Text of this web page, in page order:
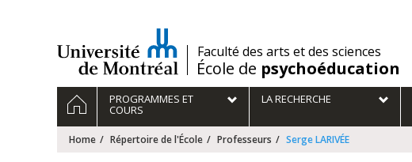
/Faculté des arts et des sciences
École de psychoéducation
Navigation
principale
HOMEPROGRAMMES ET
COURS
LA RECHERCHE
Home Répertoire de l'École Professeurs Serge LARIVÉE